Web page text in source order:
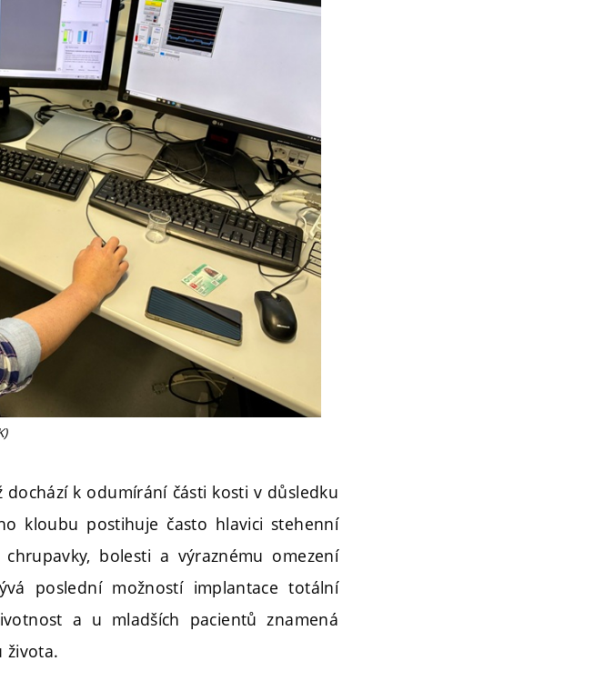
k odumírání části kosti v důsledku
kloubu postihuje často hlavici stehenní
bolesti a výraznému omezení
poslední možností implantace totální
a u mladších pacientů znamená
života.